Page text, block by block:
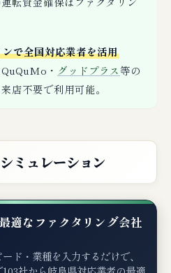
で全国対応業者を活用
・ グッドプラス等の
店不要で利用可能。
ミュレーション
適なファクタリング会社
ド・業種を入力するだけで、